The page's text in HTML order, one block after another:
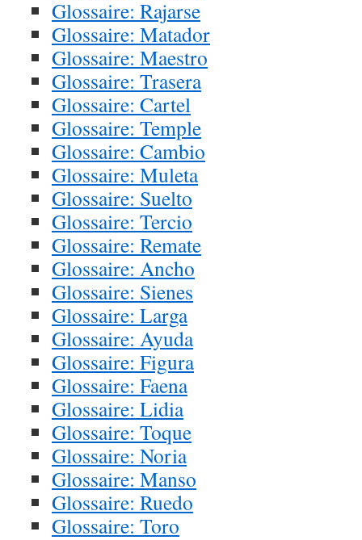
Glossaire: Rajarse
Glossaire: Matador
Glossaire: Maestro
Glossaire: Trasera
Glossaire: Cartel
Glossaire: Temple
Glossaire: Cambio
Glossaire: Muleta
Glossaire: Suelto
Glossaire: Tercio
Glossaire: Remate
Glossaire: Ancho
Glossaire: Sienes
Glossaire: Larga
Glossaire: Ayuda
Glossaire: Figura
Glossaire: Faena
Glossaire: Lidia
Glossaire: Toque
Glossaire: Noria
Glossaire: Manso
Glossaire: Ruedo
Glossaire: Toro